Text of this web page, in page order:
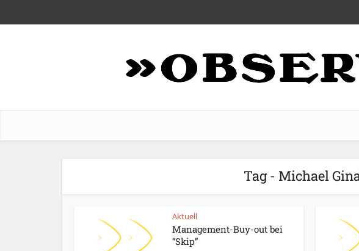
Tag - Michael
Aktuell
Management-Buy-out bei
“Skip”